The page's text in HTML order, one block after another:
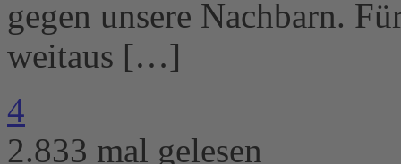
gegen unsere Nachbarn.
weitaus […]
4
2.833 mal gelesen